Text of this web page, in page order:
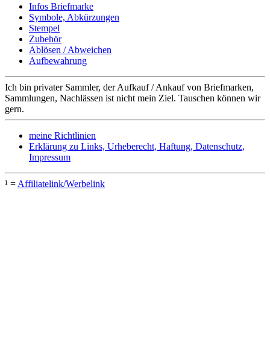
Infos Briefmarke
Symbole, Abkürzungen
Stempel
Zubehör
Ablösen / Abweichen
Aufbewahrung
Ich bin privater Sammler, der Aufkauf / Ankauf von Briefmarken,
Sammlungen, Nachlässen ist nicht mein Ziel. Tauschen können wir
gern.
meine Richtlinien
Erklärung zu Links, Urheberecht, Haftung, Datenschutz,
Impressum
¹ = Affiliatelink/Werbelink